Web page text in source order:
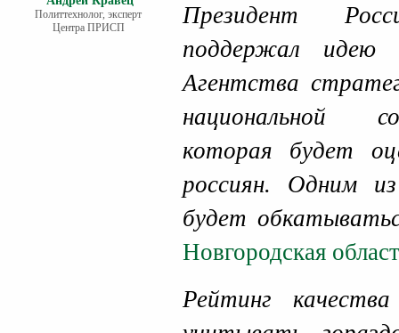
Политтехнолог, эксперт
Центра ПРИСП
Президент
поддержал идею
Агентства
национальной
которая будет
россиян. Одним
будет
Новгородская
Рейтинг